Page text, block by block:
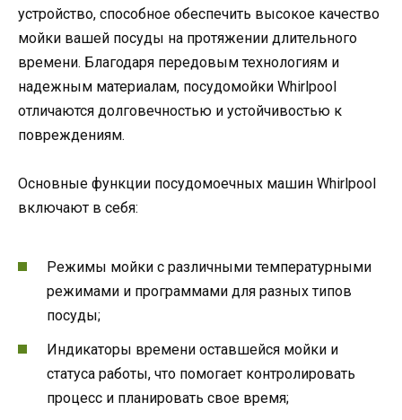
устройство, способное обеспечить высокое качество
мойки вашей посуды на протяжении длительного
времени. Благодаря передовым технологиям и
надежным материалам, посудомойки Whirlpool
отличаются долговечностью и устойчивостью к
повреждениям.
Основные функции посудомоечных машин Whirlpool
включают в себя:
Режимы мойки с различными температурными
режимами и программами для разных типов
посуды;
Индикаторы времени оставшейся мойки и
статуса работы, что помогает контролировать
процесс и планировать свое время;